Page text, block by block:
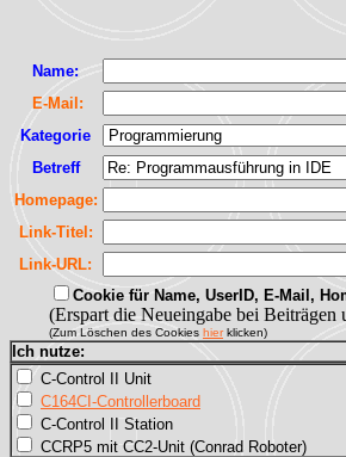
Name:
E-Mail:
Kategorie
Betreff
Homepage:
Link-Titel:
Link-URL:
Cookie für Name, UserID, E-Mail,
(Erspart die Neueingabe bei Beiträgen
(Zum Löschen des Cookies hierklicken)
Ich nutze:
C-Control II Unit
C164CI-Controllerboard
C-Control II Station
CCRP5 mit CC2-Unit (Conrad Roboter)